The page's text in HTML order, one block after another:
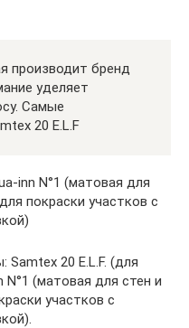
производит бренд
уделяет
Самые
20 E.L.F
inn N°1 (матовая для
покраски участков с
20 E.L.F. (для
N°1 (матовая для стен и
участков с